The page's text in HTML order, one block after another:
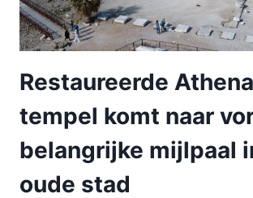
Restaureerde
tempel komt naar
belangrijke mijlpaal
oude stad